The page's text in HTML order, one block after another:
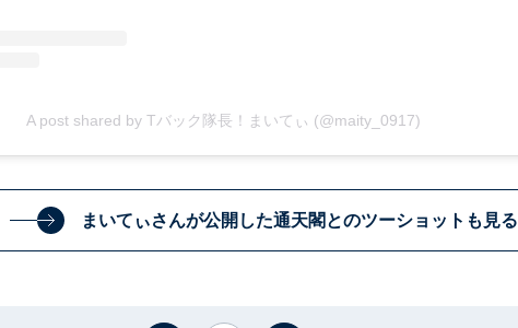
A post shared by Tバック隊長！まいてぃ (@maity_0917)
まいてぃさんが公開した通天閣とのツーショットも見る